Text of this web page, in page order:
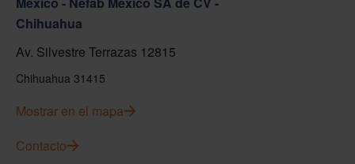
Chihuahua
Av. Silvestre Terrazas 12815
Chihuahua 31415
Mostrar en el mapa
Contacto